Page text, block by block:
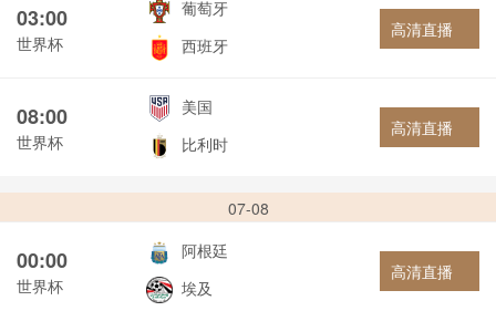
03:00
世界杯
葡萄牙
西班牙
高清直播
08:00
世界杯
美国
比利时
高清直播
07-08
00:00
世界杯
阿根廷
埃及
高清直播